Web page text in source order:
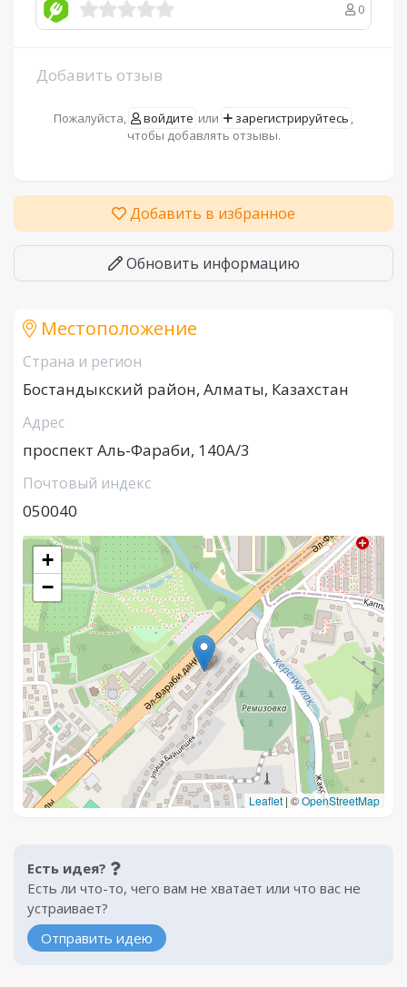
0
Добавить отзыв
Пожалуйста, войдите или зарегистрируйтесь ,
чтобы добавлять отзывы.
Добавить в избранное
Обновить информацию
Местоположение
Страна и регион
Бостандыкский район, Алматы, Казахстан
Адрес
проспект Аль-Фараби, 140А/3
Почтовый индекс
050040
+
−
Leaflet | ©OpenStreetMap
Есть идея?
Есть ли что-то, чего вам не хватает или что вас не
устраивает?
Отправить идею